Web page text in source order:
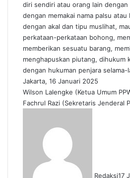
diri sendiri atau orang lain dengan
dengan memakai nama palsu atau
dengan akal dan tipu muslihat,
perkataan-perkataan bohong,
memberikan sesuatu barang,
menghapuskan piutang, dihukum
dengan hukuman penjara selama-
Jakarta, 16 Januari 2025
Wilson Lalengke (Ketua Umum
Fachrul Razi (Sekretaris Jenderal
Redaksi17